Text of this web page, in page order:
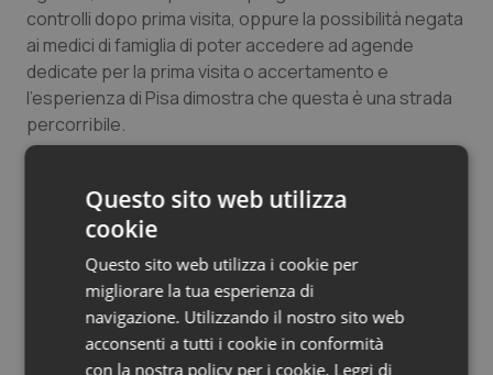
controlli dopo prima visita, oppure la possibilità negata
ai medici di famiglia di poter accedere ad agende
dedicate per la prima visita o accertamento e
l’esperienza di Pisa dimostra che questa è una strada
percorribile.
– L’ eccesso prescrittivo da parte dei medici per
medicina difensiva.
– Il boom di richieste non appropriate da parte dei
cittadini sempre più clienti e meno pazienti, spesso
alimentate da una pseudo informazione scientifica
Questo sito web utilizza
cookie
Questo sito web utilizza i cookie per
migliorare la tua esperienza di
navigazione. Utilizzando il nostro sito web
acconsenti a tutti i cookie in conformità
con la nostra policy per i cookie. Leggi di